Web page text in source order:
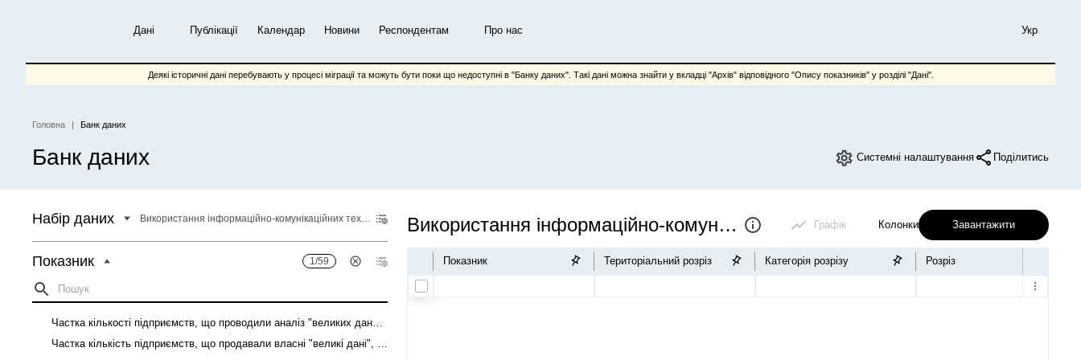
Дані Публікації Календар Новини Респондентам Про нас Укр
Деякі історичні дані перебувають у процесі міграції та можуть бути поки що недоступні в "Банку даних". Такі дані можна знайти у вкладці "Архів" відповідного "Опису показників" у розділі "Дані".
Рядок
навіґації
Головна Банк даних
Банк даних Системні налаштування Поділитись
Набір даних Використання інформаційно-комунікаційних технологій на підприємствах
Показник 1/59
Частка кількості підприємств, що проводили аналіз "великих даних", у загальній кількості підприємств
Частка кількість підприємств, що продавали власні "великі дані", у загальній кількості підприємств
Використання інформаційно-комунікаційних технологій на підприємствах Графік Колонки Завантажити
Показник Територіальний розріз Категорія розрізу Розріз